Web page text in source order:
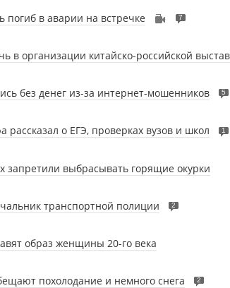
погиб в аварии на встречке 7
в организации китайско-российской
без денег из-за интернет-мошенников 5
рассказал о ЕГЭ, проверках вузов и школ 1
запретили выбрасывать горящие окурки
транспортной полиции 2
образ женщины 20-го века
похолодание и немного снега 2